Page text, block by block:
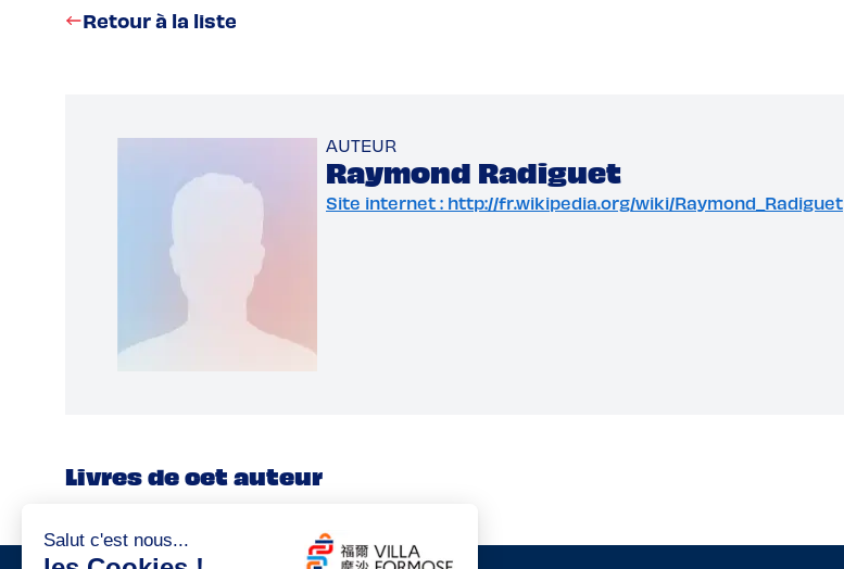
Retour à la liste
AUTEUR
Raymond Radiguet
Site internet : http://fr.wikipedia.org/wiki/Raymond_Radiguet
Livres de cet auteur